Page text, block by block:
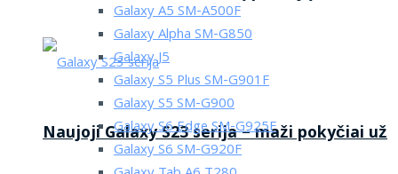
Naujoji Galaxy S23 serija – maži pokyčiai už
Galaxy A5 SM-A500F
Galaxy Alpha SM-G850
Galaxy J5
Galaxy S5 Plus SM-G901F
Galaxy S5 SM-G900
Galaxy S6 Edge SM-G925F
Galaxy S6 SM-G920F